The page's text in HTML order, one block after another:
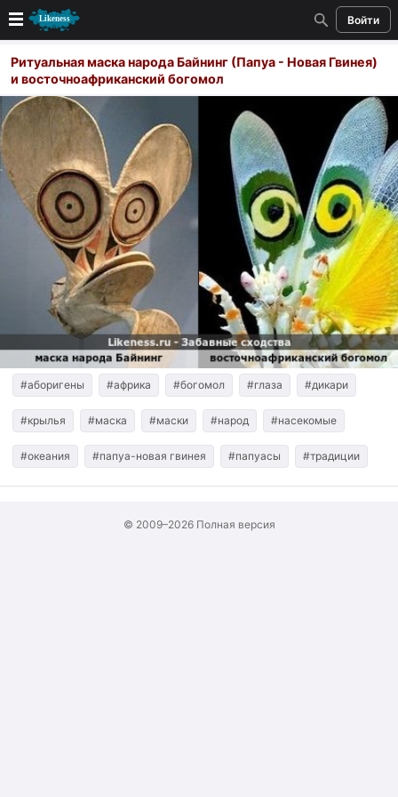
Войти
Новые
Лучшие
Голосование
Кандидаты
Случайное сходство 👍
Создать сходство
Для публикации необходима авторизация
Поиск
Ритуальная маска народа Байнинг (Папуа - Новая Гвинея)
и восточноафриканский богомол
#аборигены #африка #богомол #глаза #дикари
#крылья #маска #маски #народ #насекомые
#океания #папуа-новая гвинея #папуасы #традиции
© 2009–2026 Полная версия